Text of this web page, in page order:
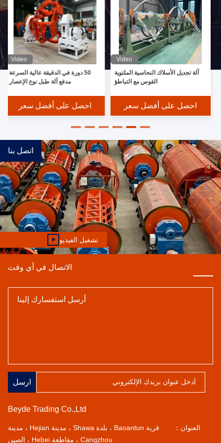
Video
آلة تجديل الأسلاك النحاسية الملتوية
القوس مع التباطؤ
احصل على أفضل سعر
Video
50 دورة في الدقيقة عالية السرعة
مدفع آلة طبل نوع الإعصار
احصل على أفضل سعر
اتصل بنا
تشغيل الفيديو
الاتصال في أي وقت
ارسل
Beyde Trading Co.,Ltd
العنوان：
قرية Baoantun ، بلدة Shawa ، مدينة Hejian ، مدينة
Cangzhou ، مقاطعة Hebei ، الصين